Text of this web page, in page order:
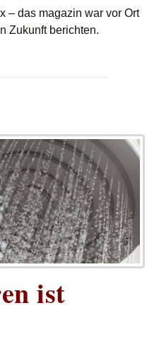
– das magazin war vor Ort
Zukunft berichten.
ist